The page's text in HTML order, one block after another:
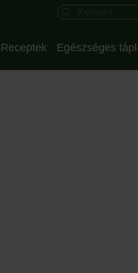
Keresés mező
Receptek Egészséges
Salátatálak